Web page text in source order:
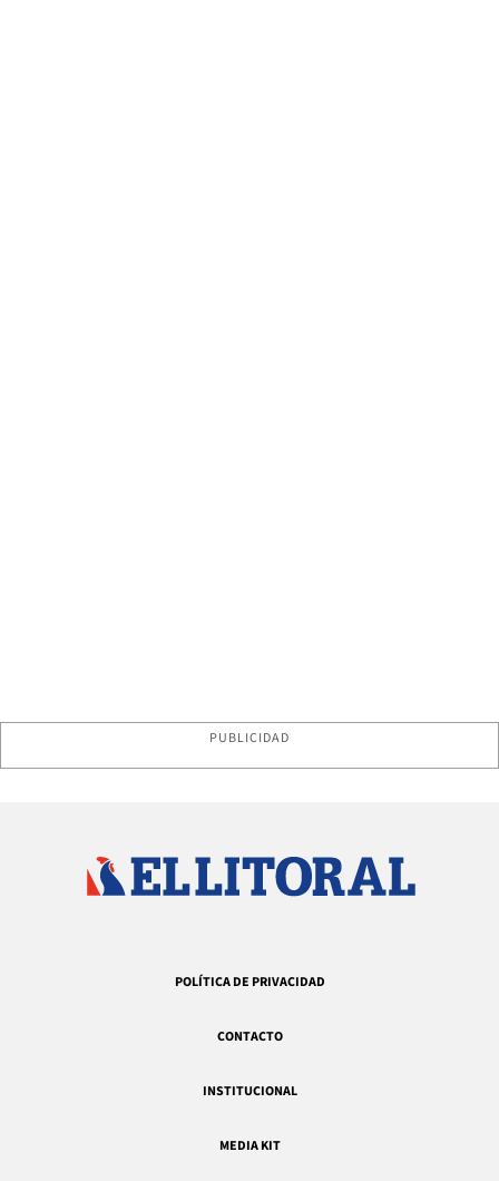
PUBLICIDAD
POLÍTICA DE PRIVACIDAD
CONTACTO
INSTITUCIONAL
MEDIA KIT